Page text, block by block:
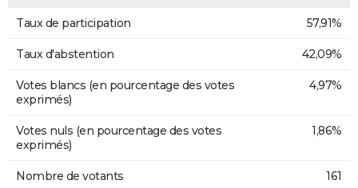
Taux de participation 57,91%
Taux d'abstention 42,09%
Votes blancs (en pourcentage des votes
exprimés)
4,97%
Votes nuls (en pourcentage des votes
exprimés)
1,86%
Nombre de votants 161